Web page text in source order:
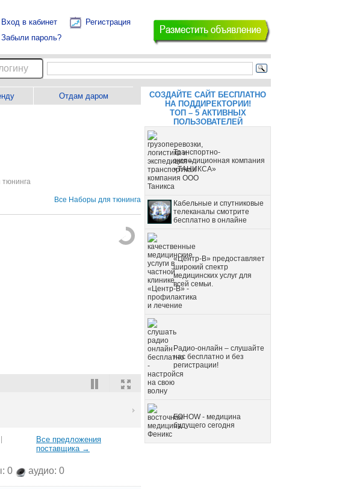
Вход в кабинет
Регистрация
Забыли пароль?
Отдам даром
Все Наборы для тюнинга
Все предложения
поставщика →
0 аудио: 0
СОЗДАЙТЕ САЙТ БЕСПЛАТНО
НА ПОДДИРЕКТОРИИ!
ТОП – 5 АКТИВНЫХ
ПОЛЬЗОВАТЕЛЕЙ
Транспортно-
экспедиционная компания
«ТАНИКСА»
Кабельные и спутниковые
телеканалы смотрите
бесплатно в онлайне
«Центр-В» предоставляет
широкий спектр
медицинских услуг для
всей семьи.
Радио-онлайн – слушайте
нас бесплатно и без
регистрации!
FOHOW - медицина
будущего сегодня